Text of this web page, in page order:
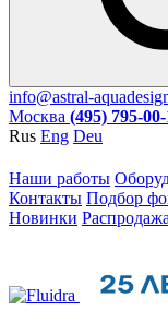
info@astral-
Москва (495) 795-
Rus Eng Deu
Наши работы
Контакты Подбор
Новинки Распродажа